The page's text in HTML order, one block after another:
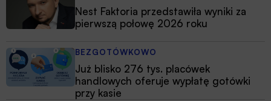
Nest Faktoria przedstawiła wyniki za
pierwszą połowę 2026 roku
BEZGOTÓWKOWO
Już blisko 276 tys. placówek
handlowych oferuje wypłatę gotówki
przy kasie